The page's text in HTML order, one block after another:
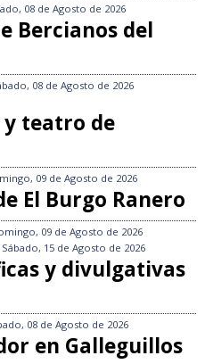
08 de Agosto de 2026
Bercianos del
08 de Agosto de 2026
y teatro de
09 de Agosto de 2026
El Burgo Ranero
09 de Agosto de 2026
Sábado, 15 de Agosto de 2026
y divulgativas
08 de Agosto de 2026
en Galleguillos